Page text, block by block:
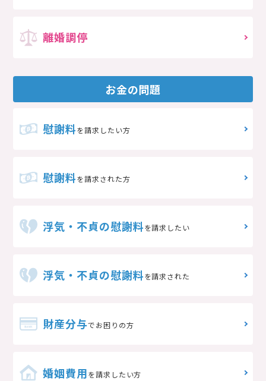
離婚調停
お金の問題
慰謝料を請求したい方
慰謝料を請求された方
浮気・不貞の慰謝料を請求したい
浮気・不貞の慰謝料を請求された
財産分与でお困りの方
婚姻費用を請求したい方